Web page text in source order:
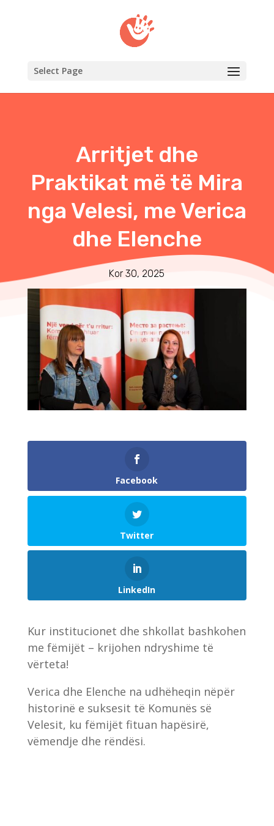
Select Page
Arritjet dhe
Praktikat më të Mira
nga Velesi, me Verica
dhe Elenche
Kor 30, 2025
Facebook
Twitter
LinkedIn
Kur institucionet dhe shkollat bashkohen
me fëmijët – krijohen ndryshime të
vërteta!
Verica dhe Elenche na udhëheqin nëpër
historinë e suksesit të Komunës së
Velesit, ku fëmijët fituan hapësirë,
vëmendje dhe rëndësi.